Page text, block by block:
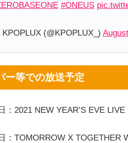
#ONEUS
(@KPOPLUX_)
ー等での放送予定
：2021 NEW YEAR’S EVE
：TOMORROW X TOGETHER